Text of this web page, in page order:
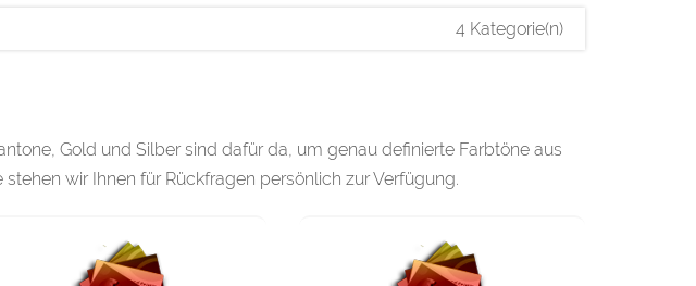
4 Kategorie(n)
Gold und Silber sind dafür da, um genau definierte Farbtöne aus
wir Ihnen für Rückfragen persönlich zur Verfügung.